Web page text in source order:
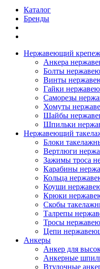
Каталог
Бренды
Нержавеющий крепеж
Анкера
Болты
Винты
Гайки
Саморезы
Хомуты
Шайбы
Шпильки
Нержавеющий
Блоки
Вертлюги
Зажимы троса
Карабины
Кольца
Коуши
Крюки
Скобы
Талрепы
Тросы
Цепи
Анкеры
Анкер для
Анкерные
Втулочные